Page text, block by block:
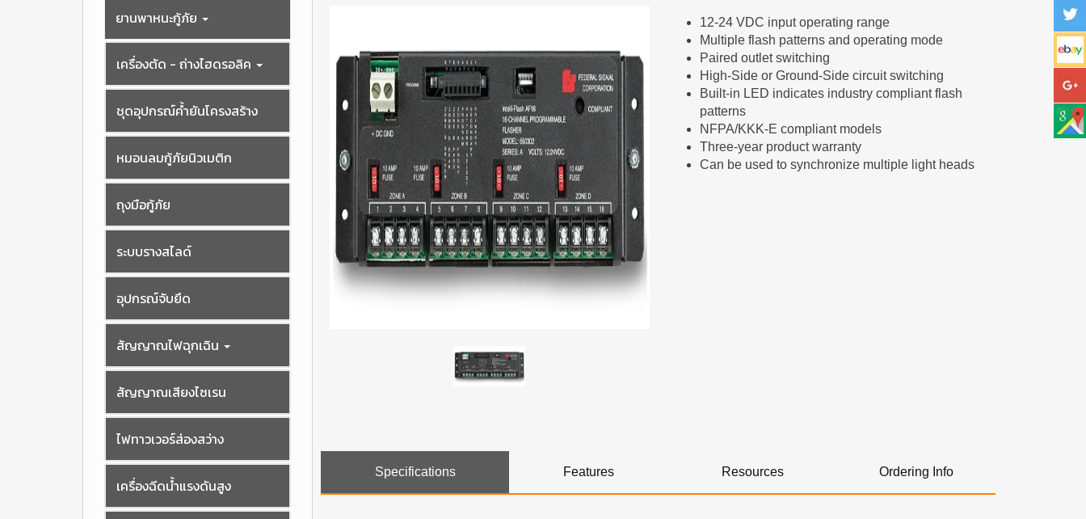
ยานพาหนะกู้ภัย
เครื่องตัด - ถ่างไฮดรอลิค
ชุดอุปกรณ์ค้ำยันโครงสร้าง
หมอนลมกู้ภัยนิวเมติก
ถุงมือกู้ภัย
ระบบรางสไลด์
อุปกรณ์จับยึด
สัญญาณไฟฉุกเฉิน
สัญญาณเสียงไซเรน
ไฟทาวเวอร์ส่องสว่าง
เครื่องฉีดน้ำแรงดันสูง
12-24 VDC input operating range
Multiple flash patterns and operating mode
Paired outlet switching
High-Side or Ground-Side circuit switching
Built-in LED indicates industry compliant flash
patterns
NFPA/KKK-E compliant models
Three-year product warranty
Can be used to synchronize multiple light heads
Specifications Features Resources Ordering Info